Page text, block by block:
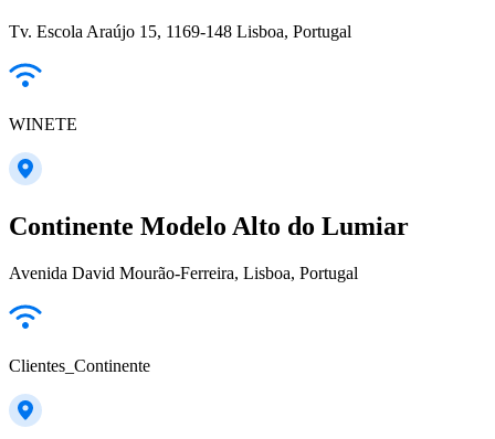
Tv. Escola Araújo 15, 1169-148 Lisboa, Portugal
WINETE
Continente Modelo Alto do Lumiar
Avenida David Mourão-Ferreira, Lisboa, Portugal
Clientes_Continente